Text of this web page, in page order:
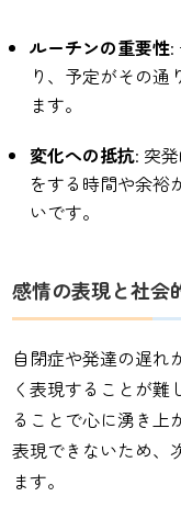
ルーチンの重要性:
り、予定がその
ます。
変化への抵抗: 突
をする時間や余裕
いです。
感情の表現と社会
自閉症や発達の遅れ
く表現することが難
ることで心に湧き上
表現できないため、
ます。